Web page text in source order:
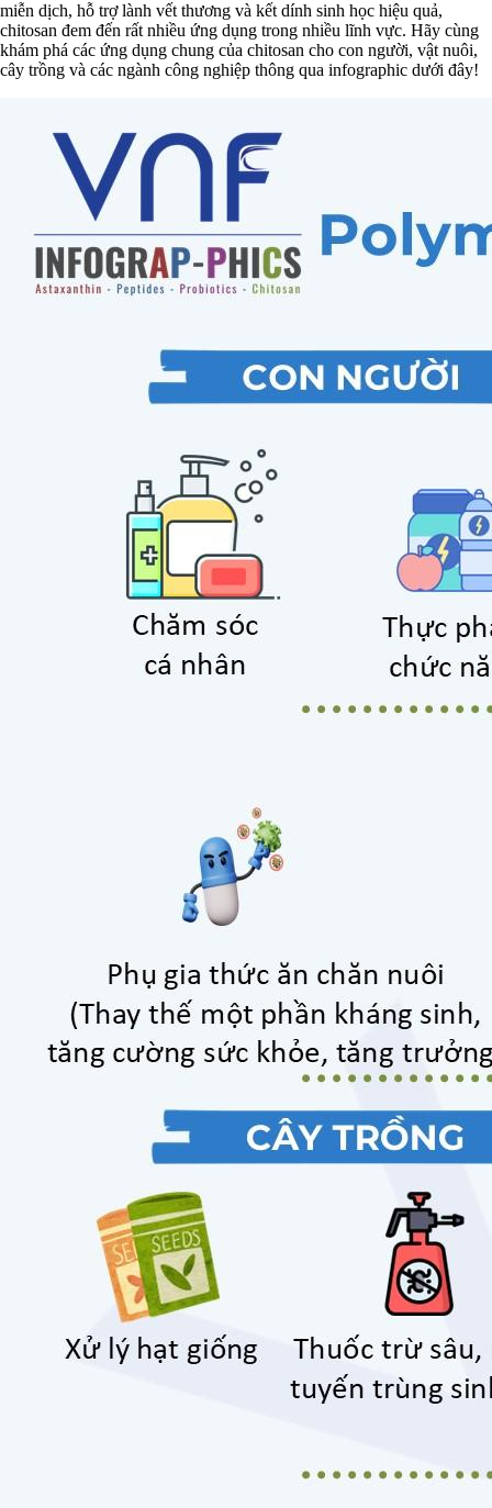
miễn dịch, hỗ trợ lành vết thương và kết dính sinh học hiệu quả,
chitosan đem đến rất nhiều ứng dụng trong nhiều lĩnh vực. Hãy cùng
khám phá các ứng dụng chung của chitosan cho con người, vật nuôi,
cây trồng và các ngành công nghiệp thông qua infographic dưới đây!